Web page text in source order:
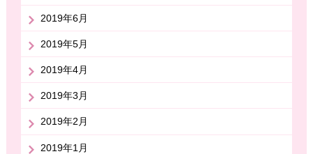
2019年6月
2019年5月
2019年4月
2019年3月
2019年2月
2019年1月